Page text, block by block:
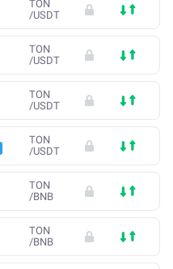
TON
/USDT
TON
/USDT
TON
/USDT
TON
/USDT
TON
/BNB
TON
/BNB